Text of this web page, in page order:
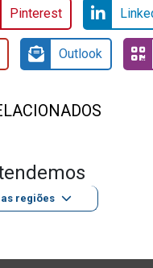
Pinterest
Outlook
regiões